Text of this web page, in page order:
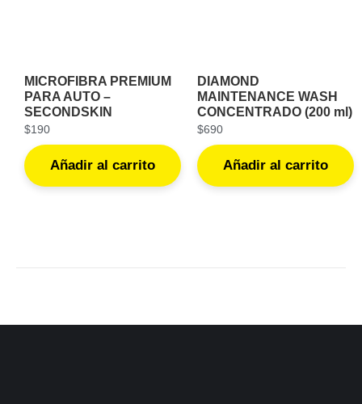
MICROFIBRA PREMIUM
PARA AUTO –
SECONDSKIN
$190
Añadir al carrito
DIAMOND
MAINTENANCE WASH
CONCENTRADO (200 ml)
$690
Añadir al carrito